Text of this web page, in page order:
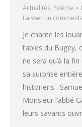
Actualités, Poème
Laisser un
Je chante les
tables du Bugey,
ne sera qu’à la
sa surprise
historiens :
Monsieur l’abbé
leurs savants